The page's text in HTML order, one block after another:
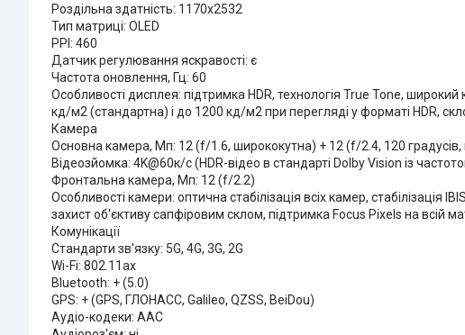
Роздільна здатність: 1170x2532
Тип матриці: OLED
PPI: 460
Датчик регулювання яскравості: є
Частота оновлення, Гц: 60
Особливості дисплея: підтримка HDR, технологія True Tone,
кд/м2 (стандартна) і до 1200 кд/м2 при перегляді у форматі HDR,
Камера
Основна камера, Мп: 12 (f/1.6, ширококутна) + 12 (f/2.4, 120
Відеозйомка: 4K@60к/с (HDR-відео в стандарті Dolby Vision із
Фронтальна камера, Мп: 12 (f/2.2)
Особливості камери: оптична стабілізація всіх камер,
захист об'єктиву сапфіровим склом, підтримка Focus Pixels на всій
Комунікації
Стандарти зв'язку: 5G, 4G, 3G, 2G
Wi-Fi: 802.11ax
Bluetooth: + (5.0)
GPS: + (GPS, ГЛОНАСС, Galileo, QZSS, BeiDou)
Аудіо-кодеки: AAC